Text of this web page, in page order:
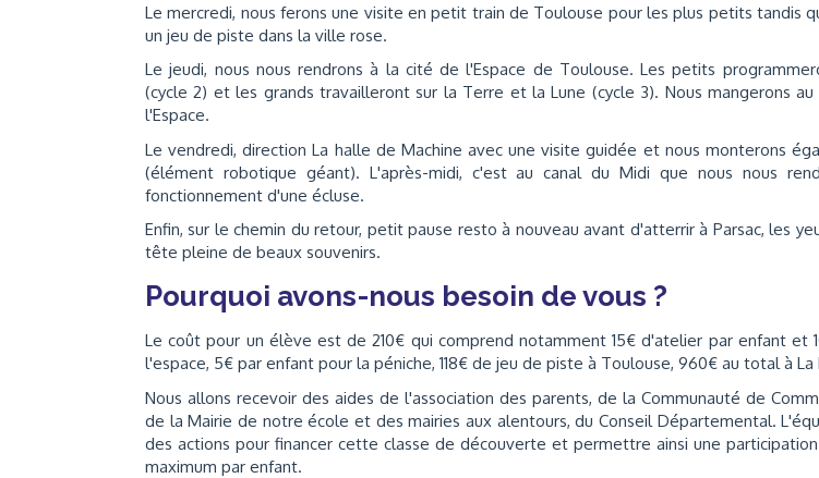
Le mercredi, nous ferons une visite en petit train de Toulouse pour les plus petits tandis
un jeu de piste dans la ville rose.
Le jeudi, nous nous rendrons à la cité de l'Espace de Toulouse. Les petits
(cycle 2) et les grands travailleront sur la Terre et la Lune (cycle 3). Nous mangerons
l'Espace.
Le vendredi, direction La halle de Machine avec une visite guidée et nous monterons
(élément robotique géant). L'après-midi, c'est au canal du Midi que nous nous
fonctionnement d'une écluse.
Enfin, sur le chemin du retour, petit pause resto à nouveau avant d'atterrir à Parsac, les
tête pleine de beaux souvenirs.
Pourquoi avons-nous besoin de vous ?
Le coût pour un élève est de 210€ qui comprend notamment 15€ d'atelier par enfant et
l'espace, 5€ par enfant pour la péniche, 118€ de jeu de piste à Toulouse, 960€ au total à
Nous allons recevoir des aides de l'association des parents, de la Communauté de
de la Mairie de notre école et des mairies aux alentours, du Conseil Départemental.
des actions pour financer cette classe de découverte et permettre ainsi une
maximum par enfant.